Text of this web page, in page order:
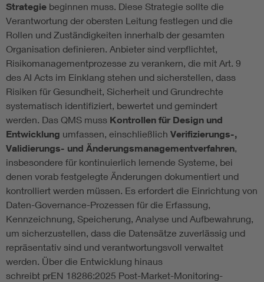
Strategie beginnen muss. Diese Strategie sollte die
Verantwortung der obersten Leitung festlegen und die
Rollen und Zuständigkeiten innerhalb der gesamten
Organisation definieren. Anbieter sind verpflichtet,
Risikomanagementprozesse zu verankern, die mit Art. 9
des AI Acts im Einklang stehen und sicherstellen, dass
Risiken für Gesundheit, Sicherheit und Grundrechte
systematisch identifiziert, bewertet und gemindert
werden. Das QMS muss Kontrollen für Design und
Entwicklung umfassen, einschließlich Verifizierungs-,
Validierungs- und Änderungsmanagementverfahren,
insbesondere für kontinuierlich lernende Systeme, bei
denen vorab festgelegte Änderungen dokumentiert und
kontrolliert werden müssen. Es erfordert die Einrichtung von
Daten-Governance-Prozessen für die Erfassung,
Kennzeichnung, Speicherung, Analyse und Aufbewahrung,
um sicherzustellen, dass die Datensätze zuverlässig und
repräsentativ sind und verantwortungsvoll verwaltet
werden. Über die Entwicklung hinaus
schreibt prEN 18286:2025 Post-Market-Monitoring-